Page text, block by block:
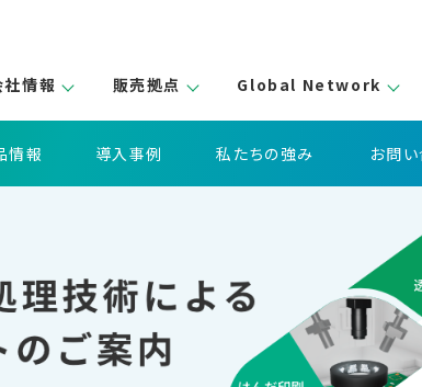
社情報 販売拠点 Global Network
情報 導入事例 私たちの強み お問